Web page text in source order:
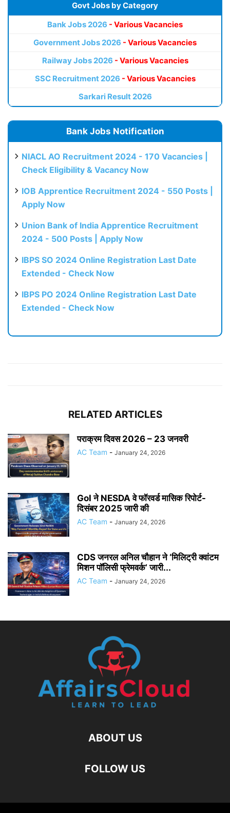
Govt Jobs by Category
Bank Jobs 2026 - Various Vacancies
Government Jobs 2026 - Various Vacancies
Railway Jobs 2026 - Various Vacancies
SSC Recruitment 2026 - Various Vacancies
Sarkari Result 2026
Bank Jobs Notification
NIACL AO Recruitment 2024 - 170 Vacancies |
Check Eligibility & Vacancy Now
IOB Apprentice Recruitment 2024 - 550 Posts |
Apply Now
Union Bank of India Apprentice Recruitment
2024 - 500 Posts | Apply Now
IBPS SO 2024 Online Registration Last Date
Extended - Check Now
IBPS PO 2024 Online Registration Last Date
Extended - Check Now
RELATED ARTICLES
पराक्रम दिवस 2026 – 23 जनवरी
AC Team - January 24, 2026
GoI ने NESDA वे फॉरवर्ड मासिक रिपोर्ट-
दिसंबर 2025 जारी की
AC Team - January 24, 2026
CDS जनरल अनिल चौहान ने ‘मिलिट्री क्वांटम
मिशन पॉलिसी फ्रेमवर्क’ जारी...
AC Team - January 24, 2026
ABOUT US
FOLLOW US